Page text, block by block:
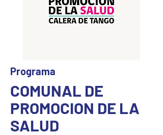
Programa
COMUNAL DE
PROMOCION DE LA
SALUD